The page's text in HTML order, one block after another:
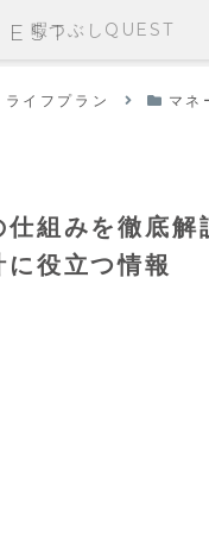
ライフプラン マネ
仕組みを徹底解
に役立つ情報
暇つぶしQUEST